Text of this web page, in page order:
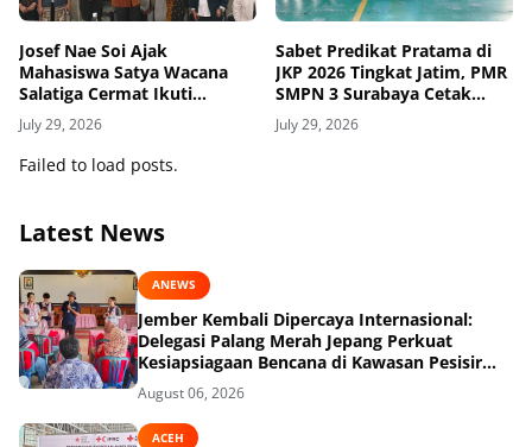
Josef Nae Soi Ajak
Mahasiswa Satya Wacana
Salatiga Cermat Ikuti
Dinamika Geopolitik Global
July 29, 2026
Sabet Predikat Pratama di
JKP 2026 Tingkat Jatim, PMR
SMPN 3 Surabaya Cetak
Sejarah Baru
July 29, 2026
Failed to load posts.
Latest News
ANEWS
Jember Kembali Dipercaya Internasional:
Delegasi Palang Merah Jepang Perkuat
Kesiapsiagaan Bencana di Kawasan Pesisir
dan Sekolah
August 06, 2026
ACEH